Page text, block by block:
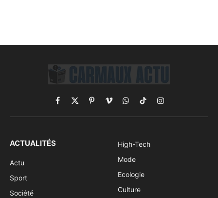
Facebook
X
(Twitter)
PinterestVimeoWhatsApp
TikTokInstagram
ACTUALITÉS
Actu
Sport
Société
High-Tech
Mode
Ecologie
Culture